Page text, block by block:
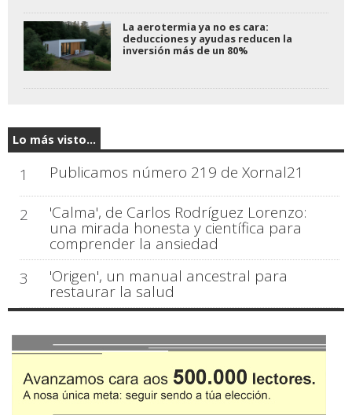
La aerotermia ya no es cara:
deducciones y ayudas reducen la
inversión más de un 80%
Lo más visto...
1 Publicamos número 219 de Xornal21
2 'Calma', de Carlos Rodríguez Lorenzo:
una mirada honesta y científica para
comprender la ansiedad
3
'Origen', un manual ancestral para
restaurar la salud